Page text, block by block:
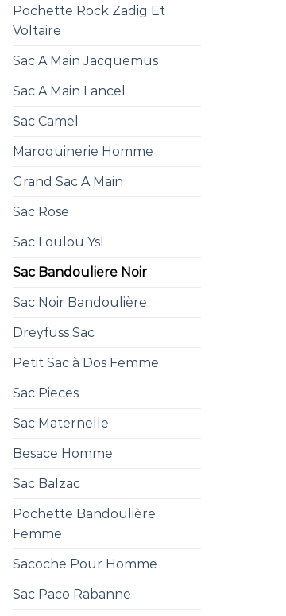
Pochette Rock Zadig Et
Voltaire
Sac A Main Jacquemus
Sac A Main Lancel
Sac Camel
Maroquinerie Homme
Grand Sac A Main
Sac Rose
Sac Loulou Ysl
Sac Bandouliere Noir
Sac Noir Bandoulière
Dreyfuss Sac
Petit Sac à Dos Femme
Sac Pieces
Sac Maternelle
Besace Homme
Sac Balzac
Pochette Bandoulière
Femme
Sacoche Pour Homme
Sac Paco Rabanne